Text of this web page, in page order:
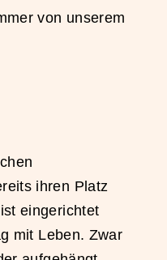
von unserem
ihren Platz
eingerichtet
mit Leben. Zwar